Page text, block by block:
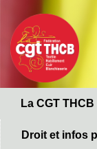
contenu
principal
La CGT THCB
Droit et infos